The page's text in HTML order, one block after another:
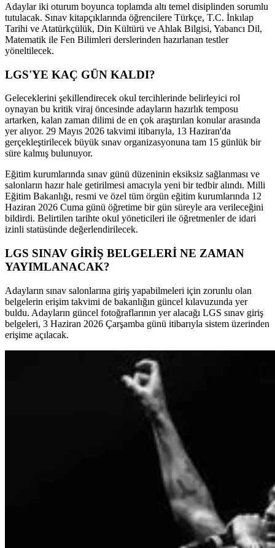
Adaylar iki oturum boyunca toplamda altı temel disiplinden sorumlu
tutulacak. Sınav kitapçıklarında öğrencilere Türkçe, T.C. İnkılap
Tarihi ve Atatürkçülük, Din Kültürü ve Ahlak Bilgisi, Yabancı Dil,
Matematik ile Fen Bilimleri derslerinden hazırlanan testler
yöneltilecek.
LGS'YE KAÇ GÜN KALDI?
Geleceklerini şekillendirecek okul tercihlerinde belirleyici rol
oynayan bu kritik viraj öncesinde adayların hazırlık temposu
artarken, kalan zaman dilimi de en çok araştırılan konular arasında
yer alıyor. 29 Mayıs 2026 takvimi itibarıyla, 13 Haziran'da
gerçekleştirilecek büyük sınav organizasyonuna tam 15 günlük bir
süre kalmış bulunuyor.
Eğitim kurumlarında sınav günü düzeninin eksiksiz sağlanması ve
salonların hazır hale getirilmesi amacıyla yeni bir tedbir alındı. Milli
Eğitim Bakanlığı, resmi ve özel tüm örgün eğitim kurumlarında 12
Haziran 2026 Cuma günü öğretime bir gün süreyle ara verileceğini
bildirdi. Belirtilen tarihte okul yöneticileri ile öğretmenler de idari
izinli statüsünde değerlendirilecek.
LGS SINAV GİRİŞ BELGELERİ NE ZAMAN
YAYIMLANACAK?
Adayların sınav salonlarına giriş yapabilmeleri için zorunlu olan
belgelerin erişim takvimi de bakanlığın güncel kılavuzunda yer
buldu. Adayların güncel fotoğraflarının yer alacağı LGS sınav giriş
belgeleri, 3 Haziran 2026 Çarşamba günü itibarıyla sistem üzerinden
erişime açılacak.